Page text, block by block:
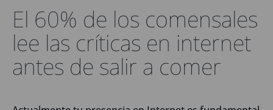
El 60% de los comensales
lee las críticas en internet
antes de salir a comer